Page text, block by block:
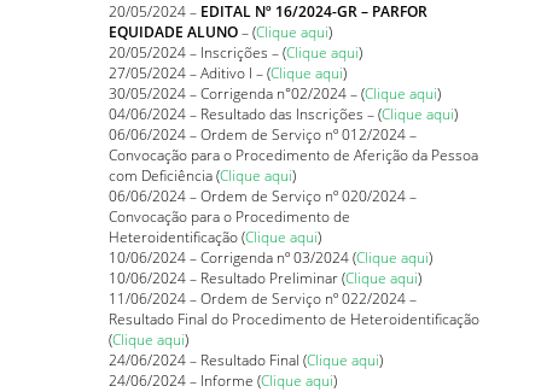
20/05/2024 – EDITAL Nº 16/2024-GR – PARFOR
EQUIDADE ALUNO– (Clique aqui)
20/05/2024 – Inscrições – (Clique aqui)
27/05/2024 – Aditivo I – (Clique aqui)
30/05/2024 – Corrigenda n°02/2024 – (Clique aqui)
04/06/2024 – Resultado das Inscrições – (Clique aqui)
06/06/2024 – Ordem de Serviço nº 012/2024 –
Convocação para o Procedimento de Aferição da Pessoa
com Deficiência (Clique aqui)
06/06/2024 – Ordem de Serviço nº 020/2024 –
Convocação para o Procedimento de
Heteroidentificação (Clique aqui)
10/06/2024 – Corrigenda nº 03/2024 (Clique aqui)
10/06/2024 – Resultado Preliminar (Clique aqui)
11/06/2024 – Ordem de Serviço nº 022/2024 –
Resultado Final do Procedimento de Heteroidentificação
(Clique aqui)
24/06/2024 – Resultado Final (Clique aqui)
24/06/2024 – Informe (Clique aqui)